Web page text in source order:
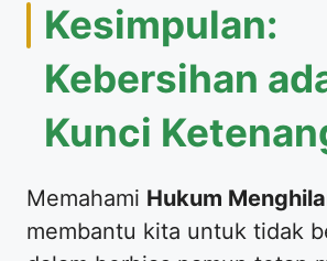
​Kesimpulan:
Kebersihan
Kunci
​Memahami Hukum
membantu kita untuk tidak